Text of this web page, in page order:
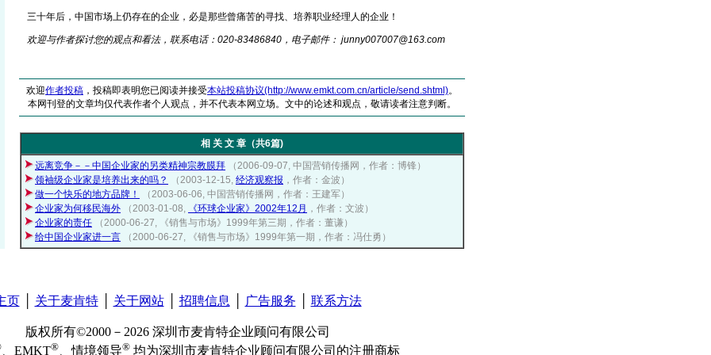
三十年后，中国市场上仍存在的企业，必是那些曾痛苦的寻找、培养职业经理人的企业！
欢迎与作者探讨您的观点和看法，联系电话：020-83486840，电子邮件： junny007007@163.com
欢迎作者投稿 ，投稿即表明您已阅读并接受本站投稿协议(http://www.emkt.com.cn/article/send.shtml)。
本网刊登的文章均仅代表作者个人观点，并不代表本网立场。文中的论述和观点，敬请读者注意判断。
相 关 文 章（共6篇)
远离竞争－－中国企业家的另类精神宗教膜拜
（2006-09-07, 中国营销传播网，作者：博锋）
领袖级企业家是培养出来的吗？
（2003-12-15, 经济观察报 ，作者：金波）
做一个快乐的地方品牌！
（2003-06-06, 中国营销传播网，作者：王建军）
企业家为何移民海外
（2003-01-08, 《环球企业家》2002年12月 ，作者：文波）
企业家的责任
（2000-06-27, 《销售与市场》1999年第三期，作者：董谦）
给中国企业家进一言
（2000-06-27, 《销售与市场》1999年第一期，作者：冯仕勇）
页│ 关于麦肯特│ 关于网站│ 招聘信息 广告服务 联系方法
版权所有©2000－2026 深圳市麦肯特企业顾问有限公司
、EMKT® 、情境领导® 均为深圳市麦肯特企业顾问有限公司的注册商标